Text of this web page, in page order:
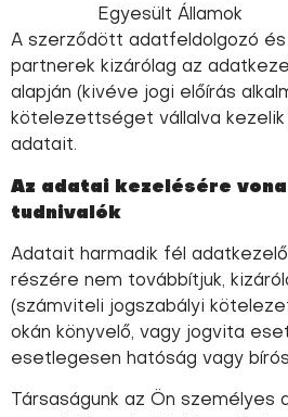
Egyesült Államok
A szerződött adatfeldolgozó
partnerek kizárólag az
alapján (kivéve jogi előírás
kötelezettséget vállalva
adatait.
Az adatai kezelésére
tudnivalók
Adatait harmadik fél
részére nem továbbítjuk,
(számviteli jogszabályi
okán könyvelő, vagy jogvita
esetlegesen hatóság vagy
Társaságunk az Ön személyes